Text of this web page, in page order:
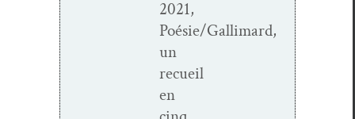
2021,
Poésie/Gallimard,
un
recueil
en